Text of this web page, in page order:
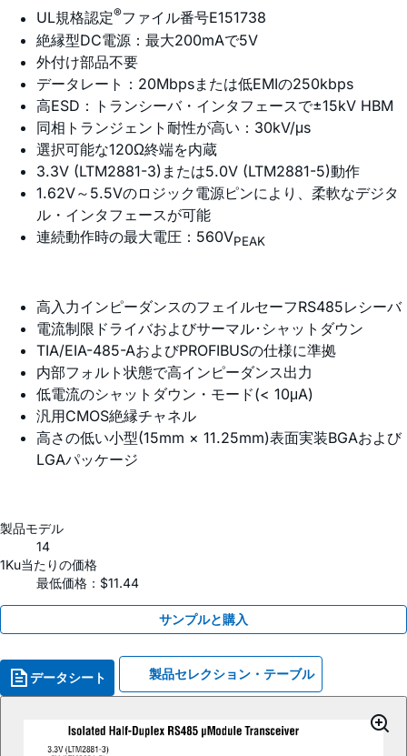
UL規格認定®ファイル番号E151738
絶縁型DC電源：最大200mAで5V
外付け部品不要
データレート：20Mbpsまたは低EMIの250kbps
高ESD：トランシーバ・インタフェースで±15kV HBM
同相トランジェント耐性が高い：30kV/μs
選択可能な120Ω終端を内蔵
3.3V (LTM2881-3)または5.0V (LTM2881-5)動作
1.62V～5.5Vのロジック電源ピンにより、柔軟なデジタ
ル・インタフェースが可能
連続動作時の最大電圧：560VPEAK
高入力インピーダンスのフェイルセーフRS485レシーバ
電流制限ドライバおよびサーマル･シャットダウン
TIA/EIA-485-AおよびPROFIBUSの仕様に準拠
内部フォルト状態で高インピーダンス出力
低電流のシャットダウン・モード(< 10μA)
汎用CMOS絶縁チャネル
高さの低い小型(15mm × 11.25mm)表面実装BGAおよび
LGAパッケージ
製品モデル
14
1Ku当たりの価格
最低価格：$11.44
サンプルと購入
データシート 製品セレクション・テーブル